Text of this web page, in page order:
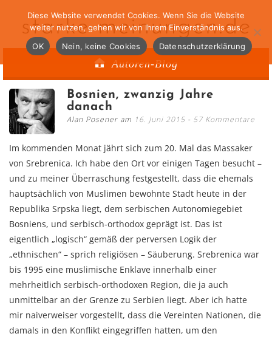
starke-meinungen.de
Autoren-Blog
Bosnien, zwanzig Jahre
danach
Alan Posener am 16. Juni 2015 57 Kommentare
Im kommenden Monat jährt sich zum 20. Mal das Massaker
von Srebrenica. Ich habe den Ort vor einigen Tagen besucht –
und zu meiner Überraschung festgestellt, dass die ehemals
hauptsächlich von Muslimen bewohnte Stadt heute in der
Republika Srpska liegt, dem serbischen Autonomiegebiet
Bosniens, und serbisch-orthodox geprägt ist. Das ist
eigentlich „logisch“ gemäß der perversen Logik der
„ethnischen“ – sprich religiösen – Säuberung. Srebrenica war
bis 1995 eine muslimische Enklave innerhalb einer
mehrheitlich serbisch-orthodoxen Region, die ja auch
unmittelbar an der Grenze zu Serbien liegt. Aber ich hatte
mir naiverweiser vorgestellt, dass die Vereinten Nationen, die
damals in den Konflikt eingegriffen hatten, um den
Diese Website verwendet Cookies. Wenn Sie die Website
weiter nutzen, gehen wir von Ihrem Einverständnis aus.
OK
Nein, keine Cookies Datenschutzerklärung